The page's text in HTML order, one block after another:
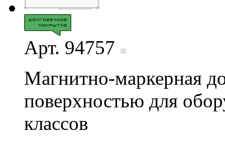
Арт. 94757
Магнитно-маркерная
поверхностью для
классов